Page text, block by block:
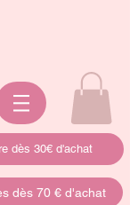
dès 30€ d'achat
Livraison offerte Bougies dès 70 € d'achat